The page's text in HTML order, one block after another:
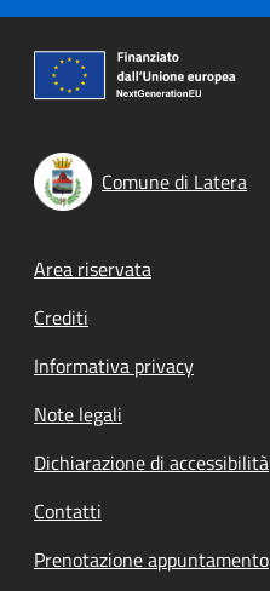
Comune di Latera
Footer menu
Area riservata
Crediti
Informativa privacy
Note legali
Dichiarazione di accessibilità
Contatti
Prenotazione appuntamento